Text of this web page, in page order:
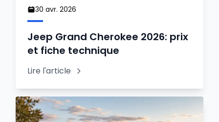
30 avr. 2026
Jeep Grand Cherokee 2026: prix
et fiche technique
Lire l'article